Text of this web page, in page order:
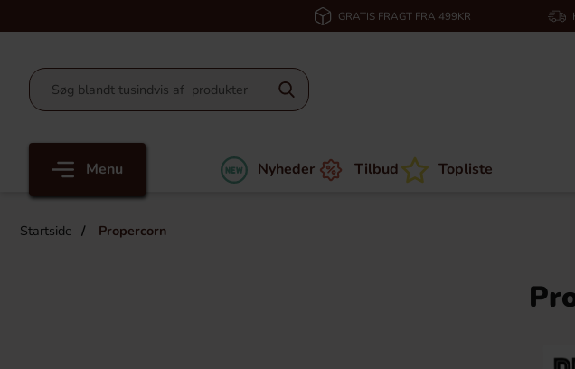
GRATIS FRAGT FRA 499KR
Menu Nyheder Tilbud Topliste
Startside Propercorn